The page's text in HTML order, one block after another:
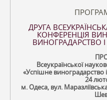
ДРУГА
КОНФЕРЕНЦІЯ
ВИНОГРАДАРСТВО
Всеукраїнської
«Успішне виноградарство
24
м. Одеса, вул.